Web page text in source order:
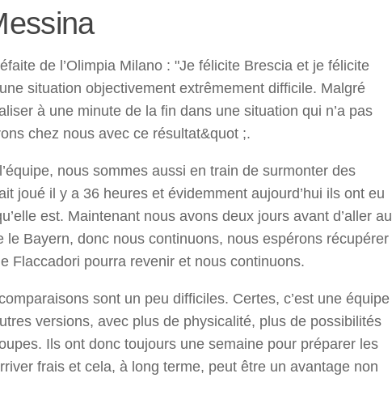
de l’Olimpia Milano : "Je félicite Brescia et je félicite
situation objectivement extrêmement difficile. Malgré
à une minute de la fin dans une situation qui n’a pas
chez nous avec ce résultat&quot ;.
nous sommes aussi en train de surmonter des
joué il y a 36 heures et évidemment aujourd’hui ils ont eu
est. Maintenant nous avons deux jours avant d’aller au
Bayern, donc nous continuons, nous espérons récupérer
Flaccadori pourra revenir et nous continuons.
sont un peu difficiles. Certes, c’est une équipe
versions, avec plus de physicalité, plus de possibilités
Ils ont donc toujours une semaine pour préparer les
frais et cela, à long terme, peut être un avantage non